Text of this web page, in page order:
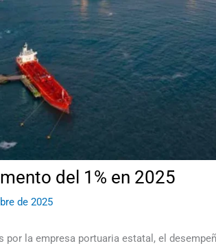
del 1% en 2025
de 2025
por la empresa portuaria estatal, el